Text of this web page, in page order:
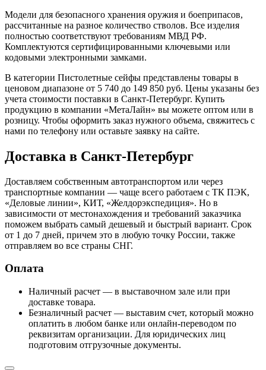
Модели для безопасного хранения оружия и боеприпасов,
рассчитанные на разное количество стволов. Все изделия
полностью соответствуют требованиям МВД РФ.
Комплектуются сертифицированными ключевыми или
кодовыми электронными замками.
В категории Пистолетные сейфы представлены товары в
ценовом диапазоне от 5 740 до 149 850 руб. Цены указаны без
учета стоимости поставки в Санкт-Петербург. Купить
продукцию в компании «МетаЛайн» вы можете оптом или в
розницу. Чтобы оформить заказ нужного объема, свяжитесь с
нами по телефону или оставьте заявку на сайте.
Доставка в Санкт-Петербург
Доставляем собственным автотранспортом или через
транспортные компании — чаще всего работаем с ТК ПЭК,
«Деловые линии», КИТ, «Желдорэкспедиция». Но в
зависимости от местонахождения и требований заказчика
поможем выбрать самый дешевый и быстрый вариант. Срок
от 1 до 7 дней, причем это в любую точку России, также
отправляем во все страны СНГ.
Оплата
Наличный расчет — в выставочном зале или при
доставке товара.
Безналичный расчет — выставим счет, который можно
оплатить в любом банке или онлайн-переводом по
реквизитам организации. Для юридических лиц
подготовим отгрузочные документы.